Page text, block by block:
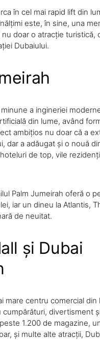
în cel mai rapid lift din
este, în sine, una
doar o atracție turistică,
Dubaiului.
a ingineriei
din lume, având
ambițios nu doar că a
dar a adăugat și o nouă
de top, vile
Palm Jumeirah oferă o
iar un dineu la Atlantis,
de neuitat.
și Dubai
mare centru comercial din
cumpărături, divertisment
1.200 de magazine,
și multe alte atracții,